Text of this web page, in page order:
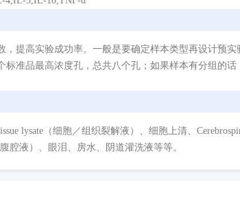
提高实验成功率。一般是要确定样本类型再设计预
准品最高浓度孔，总共八个孔；如果样本有分组的
lysate（细胞／组织裂解液）、细胞上清、
腔液）、眼泪、房水、阴道灌洗液等等。